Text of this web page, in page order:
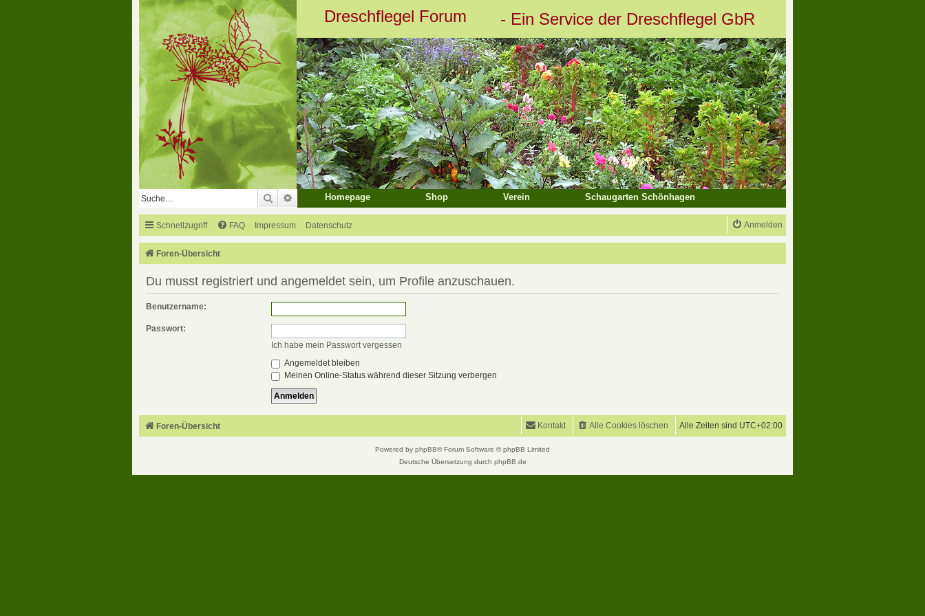
Dreschflegel Forum - Ein Service der Dreschflegel GbR
Suche Erweiterte Suche
Homepage Shop Verein Schaugarten Schönhagen
Schnellzugriff FAQ Impressum Datenschutz Anmelden
Foren-Übersicht
Du musst registriert und angemeldet sein, um Profile anzuschauen.
Benutzername:
Passwort:
Ich habe mein Passwort vergessen
Angemeldet bleiben
Meinen Online-Status während dieser Sitzung verbergen
Foren-Übersicht Alle Zeiten sind UTC+02:00
Alle Cookies löschen
Kontakt
Powered by phpBB® Forum Software © phpBB Limited
Deutsche Übersetzung durch phpBB.de